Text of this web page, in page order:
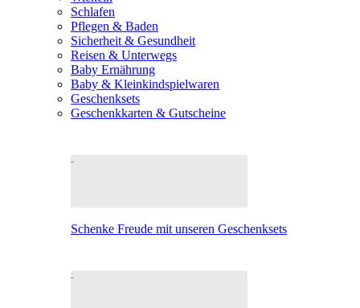
Schlafen
Pflegen & Baden
Sicherheit & Gesundheit
Reisen & Unterwegs
Baby Ernährung
Baby & Kleinkindspielwaren
Geschenksets
Geschenkkarten & Gutscheine
Schenke Freude mit unseren Geschenksets